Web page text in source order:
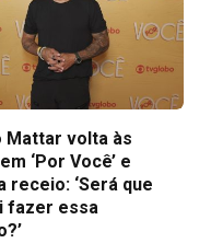
Mattar volta às
‘Por Você’ e
receio: ‘Será que
fazer essa